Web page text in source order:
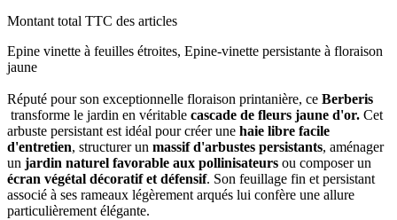
Montant total TTC des articles
Epine vinette à feuilles étroites, Epine-vinette persistante à floraison
jaune
Réputé pour son exceptionnelle floraison printanière, ce Berberis
transforme le jardin en véritable cascade de fleurs jaune d'or. Cet
arbuste persistant est idéal pour créer une haie libre facile
d'entretien, structurer un massif d'arbustes persistants, aménager
un jardin naturel favorable aux pollinisateurs ou composer un
écran végétal décoratif et défensif. Son feuillage fin et persistant
associé à ses rameaux légèrement arqués lui confère une allure
particulièrement élégante.